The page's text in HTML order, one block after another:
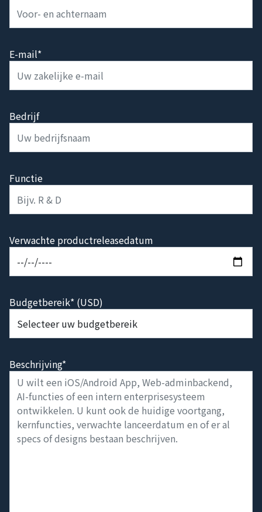
E-mail*
Bedrijf
Functie
Verwachte productreleasedatum
Budgetbereik* (USD)
Beschrijving*